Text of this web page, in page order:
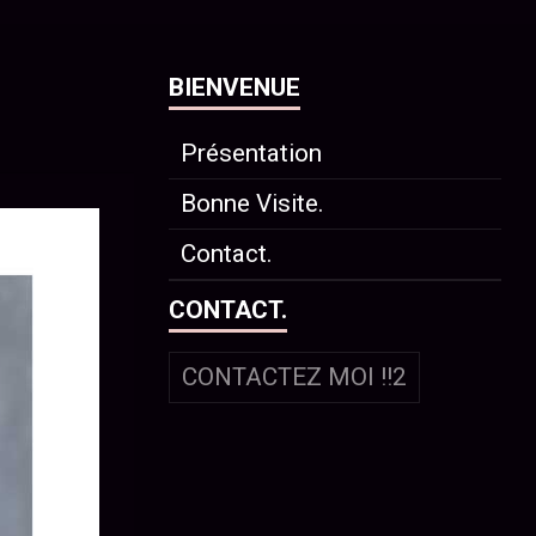
BIENVENUE
Présentation
Bonne Visite.
Contact.
CONTACT.
CONTACTEZ MOI !!2